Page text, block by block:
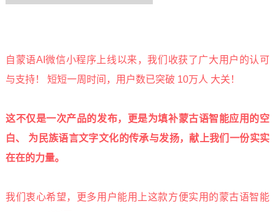
自蒙语AI微信小程序上线以来，我们收获了广大用户的认可
与支持！ 短短一周时间，用户数已突破 10万人 大关！
这不仅是一次产品的发布，
更是为填补蒙古语智能应用的空
白、 为民族语言文字文化的传承与发扬，献上我们一份实实
在在的力量。
我们衷心希望，更多用户能用上这款方便实用的蒙古语智能